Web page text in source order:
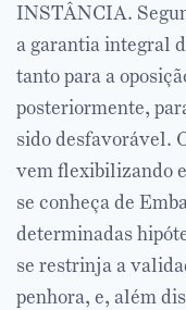
INSTÂNCIA.
a garantia integral
tanto para a
posteriormente,
sido desfavorável.
vem flexibilizando
se conheça de
determinadas
se restrinja a
penhora, e, além